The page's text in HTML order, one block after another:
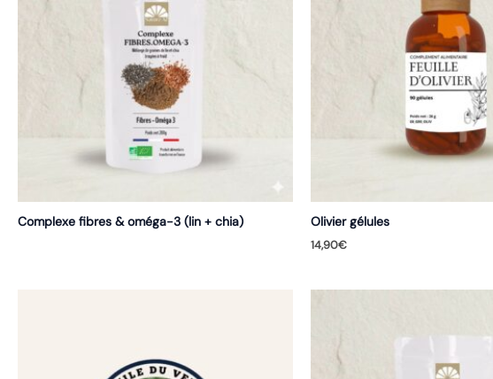
Complexe fibres & oméga-3 (lin + chia) Olivier gélules
14,90€